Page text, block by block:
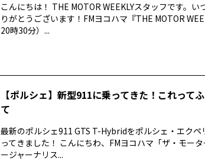
こんにちは！ THE MOTOR WEEKLYスタッフです。
りがとうございます！FMヨコハマ『THE MOTOR
20時30分）...
【ポルシェ】新型911に乗ってきた！これって
て
最新のポルシェ911 GTS T-Hybridをポルシェ・エクペ
ってきました！ こんにちわ、FMヨコハマ「ザ・モー
ージャーナリス...